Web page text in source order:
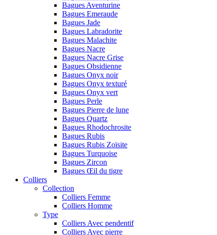
Bagues Aventurine
Bagues Emeraude
Bagues Jade
Bagues Labradorite
Bagues Malachite
Bagues Nacre
Bagues Nacre Grise
Bagues Obsidienne
Bagues Onyx noir
Bagues Onyx texturé
Bagues Onyx vert
Bagues Perle
Bagues Pierre de lune
Bagues Quartz
Bagues Rhodochrosite
Bagues Rubis
Bagues Rubis Zoïsite
Bagues Turquoise
Bagues Zircon
Bagues Œil du tigre
Colliers
Collection
Colliers Femme
Colliers Homme
Type
Colliers Avec pendentif
Colliers Avec pierre